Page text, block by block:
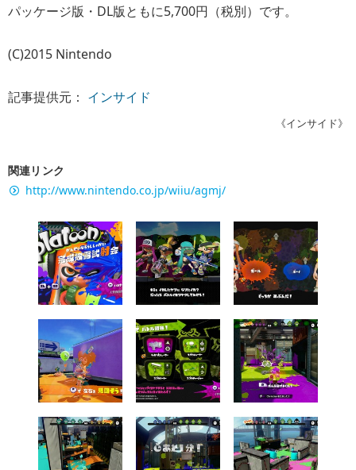
パッケージ版・DL版ともに5,700円（税別）です。
(C)2015 Nintendo
記事提供元： インサイド
《インサイド》
関連リンク
http://www.nintendo.co.jp/wiiu/agmj/